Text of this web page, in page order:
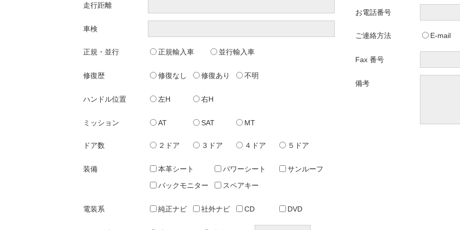
走行距離
車検
正規・並行 正規輸入車 並行輸入車
修復歴 修復なし 修復あり 不明
ハンドル位置 左H 右H
ミッション AT SAT MT
ドア数 ２ドア ３ドア ４ドア ５ドア
装備 本革シート パワーシート
サンルーフ
バックモニター
スペアキー
電装系 純正ナビ 社外ナビ CD DVD
お電話番号
ご連絡方法 E-mail
Fax 番号
備考